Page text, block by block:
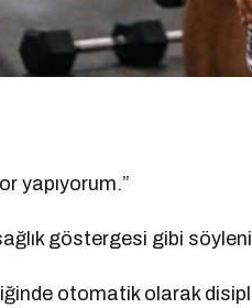
yapıyorum.”
göstergesi gibi
otomatik olarak